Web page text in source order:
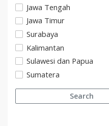
Jawa Tengah
Jawa Timur
Surabaya
Kalimantan
Sulawesi dan Papua
Sumatera
Search